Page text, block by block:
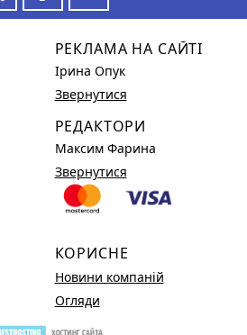
РЕКЛАМА НА САЙТІ
Ірина Опук
Звернутися
РЕДАКТОРИ
Максим Фарина
Звернутися
КОРИСНЕ
Новини компаній
Огляди